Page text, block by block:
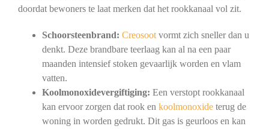
doordat bewoners te laat merken dat het rookkanaal vol zit.
Schoorsteenbrand: Creosootvormt zich sneller dan u
denkt. Deze brandbare teerlaag kan al na een paar
maanden intensief stoken gevaarlijk worden en vlam
vatten.
Koolmonoxidevergiftiging: Een verstopt rookkanaal
kan ervoor zorgen dat rook en koolmonoxideterug de
woning in worden gedrukt. Dit gas is geurloos en kan